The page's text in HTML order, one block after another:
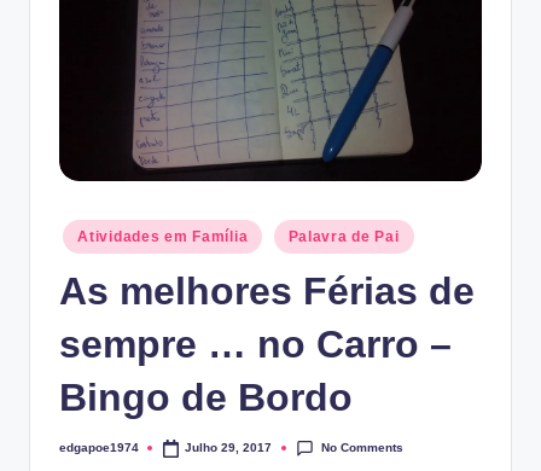
Posted
in
Atividades em Família Palavra de Pai
As melhores Férias de
sempre … no Carro –
Bingo de Bordo
Posted
edgapoe1974 Julho 29, 2017 No Comments